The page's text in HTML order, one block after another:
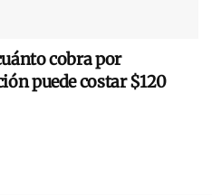
cobra por
puede costar $120